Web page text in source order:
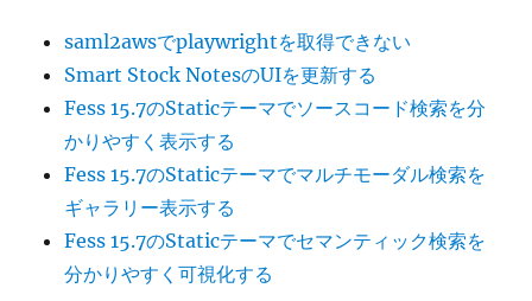
saml2awsでplaywrightを取得できない
Smart Stock NotesのUIを更新する
Fess 15.7のStaticテーマでソースコード検索を分
かりやすく表示する
Fess 15.7のStaticテーマでマルチモーダル検索を
ギャラリー表示する
Fess 15.7のStaticテーマでセマンティック検索を
分かりやすく可視化する